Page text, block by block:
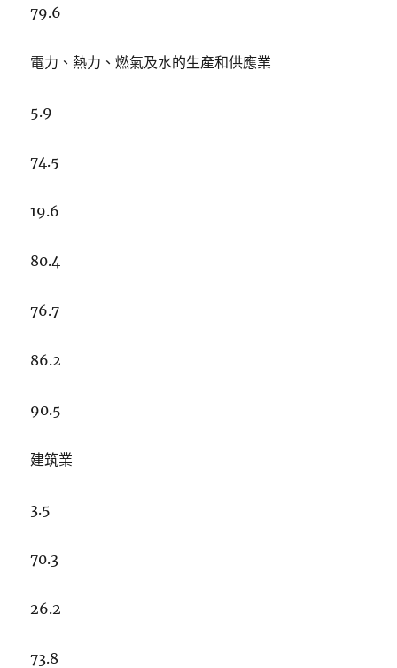
79.6
電力、熱力、燃氣及水的生產和供應業
5.9
74.5
19.6
80.4
76.7
86.2
90.5
建筑業
3.5
70.3
26.2
73.8